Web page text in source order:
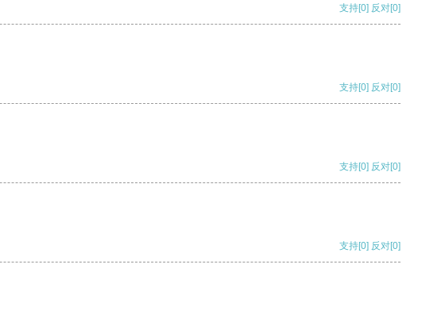
支持[0] 反对[0]
支持[0] 反对[0]
支持[0] 反对[0]
支持[0] 反对[0]